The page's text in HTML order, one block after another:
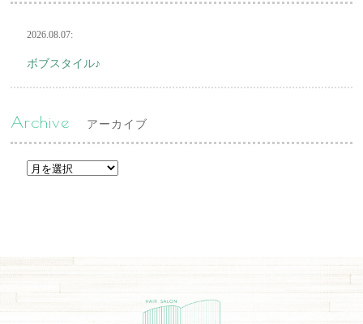
2026.08.07:
ボブスタイル♪
Archive アーカイブ